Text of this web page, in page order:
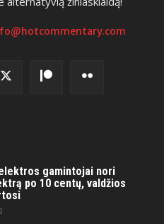
gamintojai nori
po 10 centų, valdžios